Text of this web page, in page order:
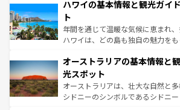
着のスイス情報はコンテンツ一覧
のような巨大都市は、観光、ショ
ンメントが詰まった刺激的なスポッ
西部には大自然が広がり、グラン
ストーン国立公園といった絶景が
文化が魅力。旅行者はアメリカの
しみながら、その多様性と豊かな歴
るだろう。車でのロードトリップや
ならではの贅沢な旅のスタイルだ。 なお、新着のアメリカ
情報は コンテンツ一覧 を参照して
ハワイの基本情報と観光ガイ
ト
年間を通じて温暖な気候に恵まれ
ハワイは、どの島も独自の魅力を
ワイ島は見逃せない。また、定番
島だが、静かな自然を求めるならマ
おすすめ。エメラルドグリーンに輝
文化や歴史が息づいている。「ア
オーストラリアの基本情報と
光スポット
オーストラリアは、壮大な自然と多
シドニーのシンボルであるシドニ